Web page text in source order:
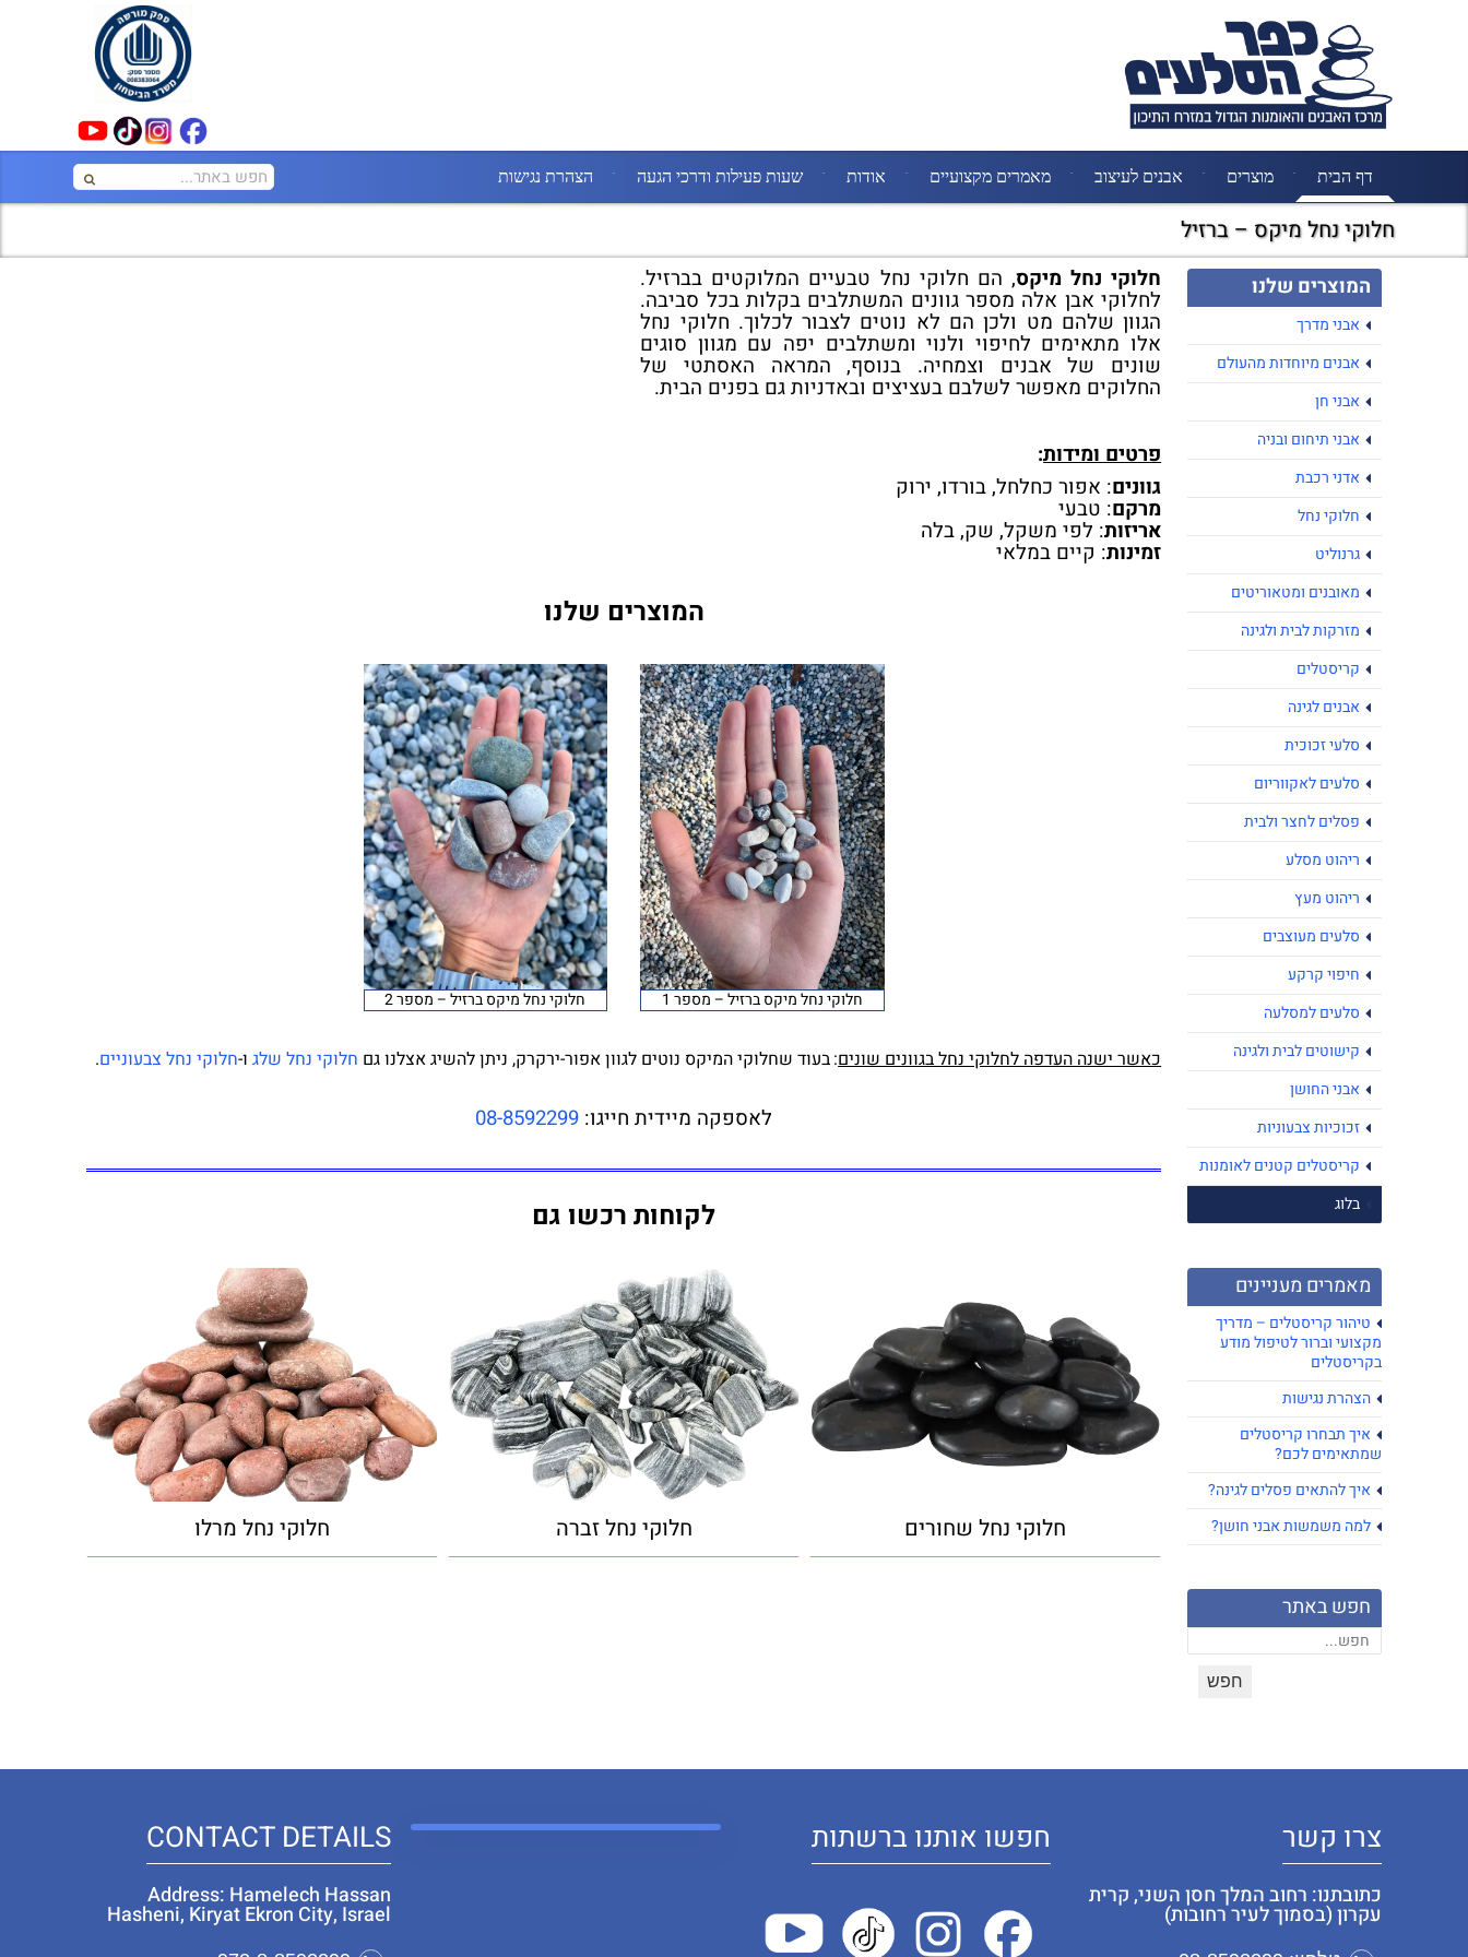
דף הבית מוצרים אבנים לעיצוב מאמרים מקצועיים אודות שעות פעילות ודרכי הגעה הצהרת נגישות
חלוקי נחל מיקס – ברזיל
המוצרים שלנו
אבני מדרך
אבנים מיוחדות מהעולם
אבני חן
אבני תיחום ובניה
אדני רכבת
חלוקי נחל
גרנוליט
מאובנים ומטאוריטים
מזרקות לבית ולגינה
קריסטלים
אבנים לגינה
סלעי זכוכית
סלעים לאקווריום
פסלים לחצר ולבית
ריהוט מסלע
ריהוט מעץ
סלעים מעוצבים
חיפוי קרקע
סלעים למסלעה
קישוטים לבית ולגינה
אבני החושן
זכוכיות צבעוניות
קריסטלים קטנים לאומנות
בלוג
מאמרים מעניינים
טיהור קריסטלים – מדריך
מקצועי וברור לטיפול מודע
בקריסטלים
הצהרת נגישות
איך תבחרו קריסטלים
שמתאימים לכם?
איך להתאים פסלים לגינה?
למה משמשות אבני חושן?
חפש באתר
חלוקי נחל מיקס, הם חלוקי נחל טבעיים המלוקטים בברזיל.
לחלוקי אבן אלה מספר גוונים המשתלבים בקלות בכל סביבה.
הגוון שלהם מט ולכן הם לא נוטים לצבור לכלוך. חלוקי נחל
אלו מתאימים לחיפוי ולנוי ומשתלבים יפה עם מגוון סוגים
שונים של אבנים וצמחיה. בנוסף, המראה האסתטי של
החלוקים מאפשר לשלבם בעציצים ובאדניות גם בפנים הבית.
פרטים ומידות:
גוונים: אפור כחלחל, בורדו, ירוק
מרקם: טבעי
אריזות: לפי משקל, שק, בלה
זמינות: קיים במלאי
המוצרים שלנו
חלוקי נחל מיקס ברזיל – מספר 2 חלוקי נחל מיקס ברזיל – מספר 1
כאשר ישנה העדפה לחלוקי נחל בגוונים שונים:בעוד שחלוקי המיקס נוטים לגוון אפור-ירקרק, ניתן להשיג אצלנו גם חלוקי נחל שלגו-חלוקי נחל צבעוניים.
לאספקה מיידית חייגו: 08-8592299
לקוחות רכשו גם
חלוקי נחל מרלו חלוקי נחל זברה חלוקי נחל שחורים
צרו קשר
כתובתנו: רחוב המלך חסן השני, קרית
עקרון (בסמוך לעיר רחובות)
חפשו אותנו ברשתות CONTACT DETAILS
Address: Hamelech Hassan
Hasheni, Kiryat Ekron City, Israel